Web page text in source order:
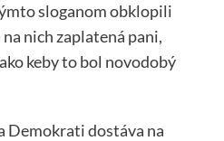
sloganom obklopili
nich zaplatená pani,
keby to bol novodobý
Demokrati dostáva na